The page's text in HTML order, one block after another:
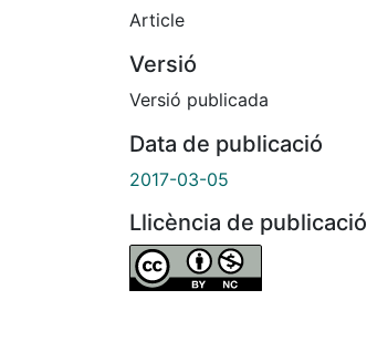
Article
Versió
Versió publicada
Data de publicació
2017-03-05
Llicència de publicació